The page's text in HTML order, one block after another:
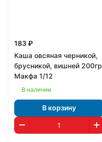
183 ₽
Каша овсяная черникой,
брусникой, вишней 200гр
Макфа 1/12
В наличии
В корзину